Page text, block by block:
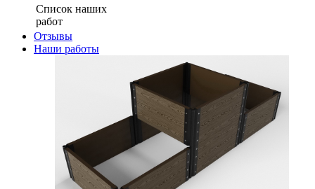
Список наших
работ
Отзывы
Наши работы